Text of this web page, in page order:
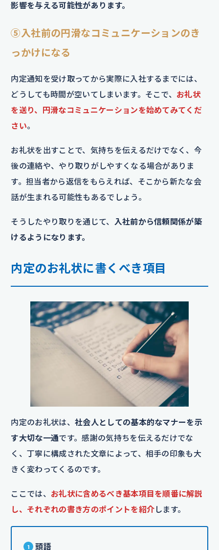
影響を与える可能性があります。
⑤入社前の円滑なコミュニケーションのき
っかけになる
内定通知を受け取ってから実際に入社するまでには、
どうしても時間が空いてしまいます。そこで、 お礼状
を送り、円滑なコミュニケーションを始めてみてくだ
さい。
お礼状を出すことで、気持ちを伝えるだけでなく、今
後の連絡や、やり取りがしやすくなる場合がありま
す。担当者から返信をもらえれば、そこから新たな会
話が生まれる可能性もあるでしょう。
そうしたやり取りを通じて、 入社前から信頼関係が築
けるようになります。
内定のお礼状に書くべき項目
内定のお礼状は、 社会人としての基本的なマナーを示
す大切な一通です。感謝の気持ちを伝えるだけでな
く、丁寧に構成された文章によって、相手の印象も大
きく変わってくるのです。
ここでは、 お礼状に含めるべき基本項目を順番に解説
し、それぞれの書き方のポイントを紹介 します。
頭語